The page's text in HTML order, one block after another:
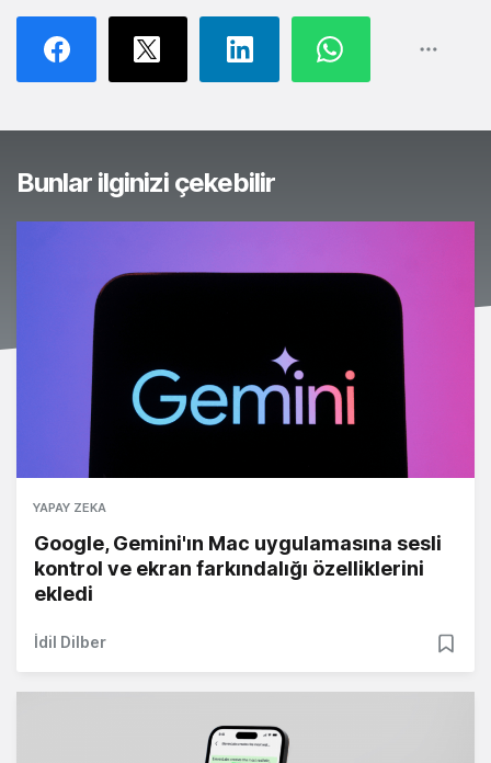
Bunlar ilginizi çekebilir
YAPAY ZEKA
Google, Gemini'ın Mac uygulamasına sesli
kontrol ve ekran farkındalığı özelliklerini
ekledi
İdil Dilber